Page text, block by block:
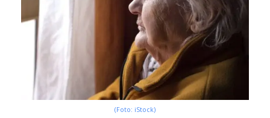
(Foto: iStock)